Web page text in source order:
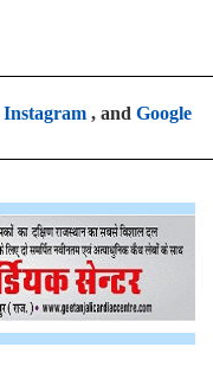
Instagram, and Google